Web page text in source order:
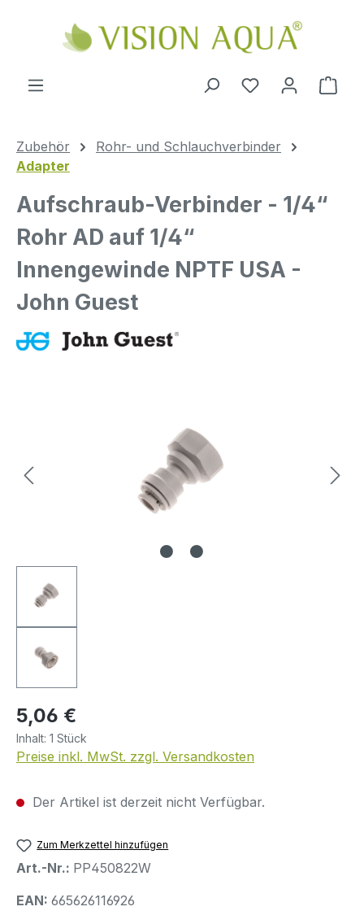
Zum Hauptinhalt springen
Zubehör
Rohr- und Schlauchverbinder
Adapter
Aufschraub-Verbinder - 1/4“
Rohr AD auf 1/4“
Innengewinde NPTF USA -
John Guest
Regulärer Preis:
5,06 €
Inhalt: 1 Stück
Preise inkl. MwSt. zzgl. Versandkosten
Der Artikel ist derzeit nicht Verfügbar.
Zum Merkzettel hinzufügen
Art.-Nr.: PP450822W
EAN: 665626116926